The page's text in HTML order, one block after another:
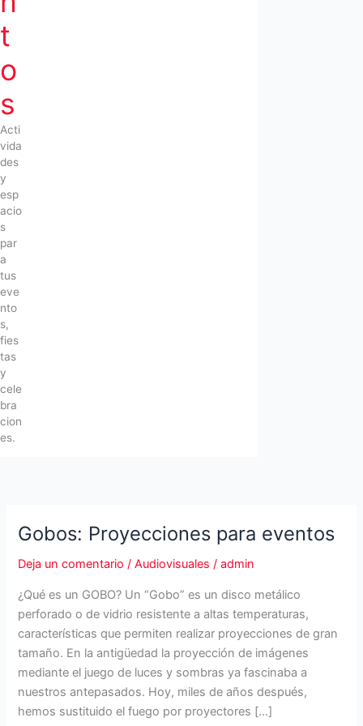
t
o
s
Acti
vida
des
y
esp
acio
s
par
a
tus
eve
nto
s,
fies
tas
y
cele
bra
cion
es.
Gobos: Proyecciones para eventos
Deja un comentario /Audiovisuales /admin
¿Qué es un GOBO? Un “Gobo” es un disco metálico
perforado o de vidrio resistente a altas temperaturas,
características que permiten realizar proyecciones de gran
tamaño. En la antigüedad la proyección de imágenes
mediante el juego de luces y sombras ya fascinaba a
nuestros antepasados. Hoy, miles de años después,
hemos sustituido el fuego por proyectores […]